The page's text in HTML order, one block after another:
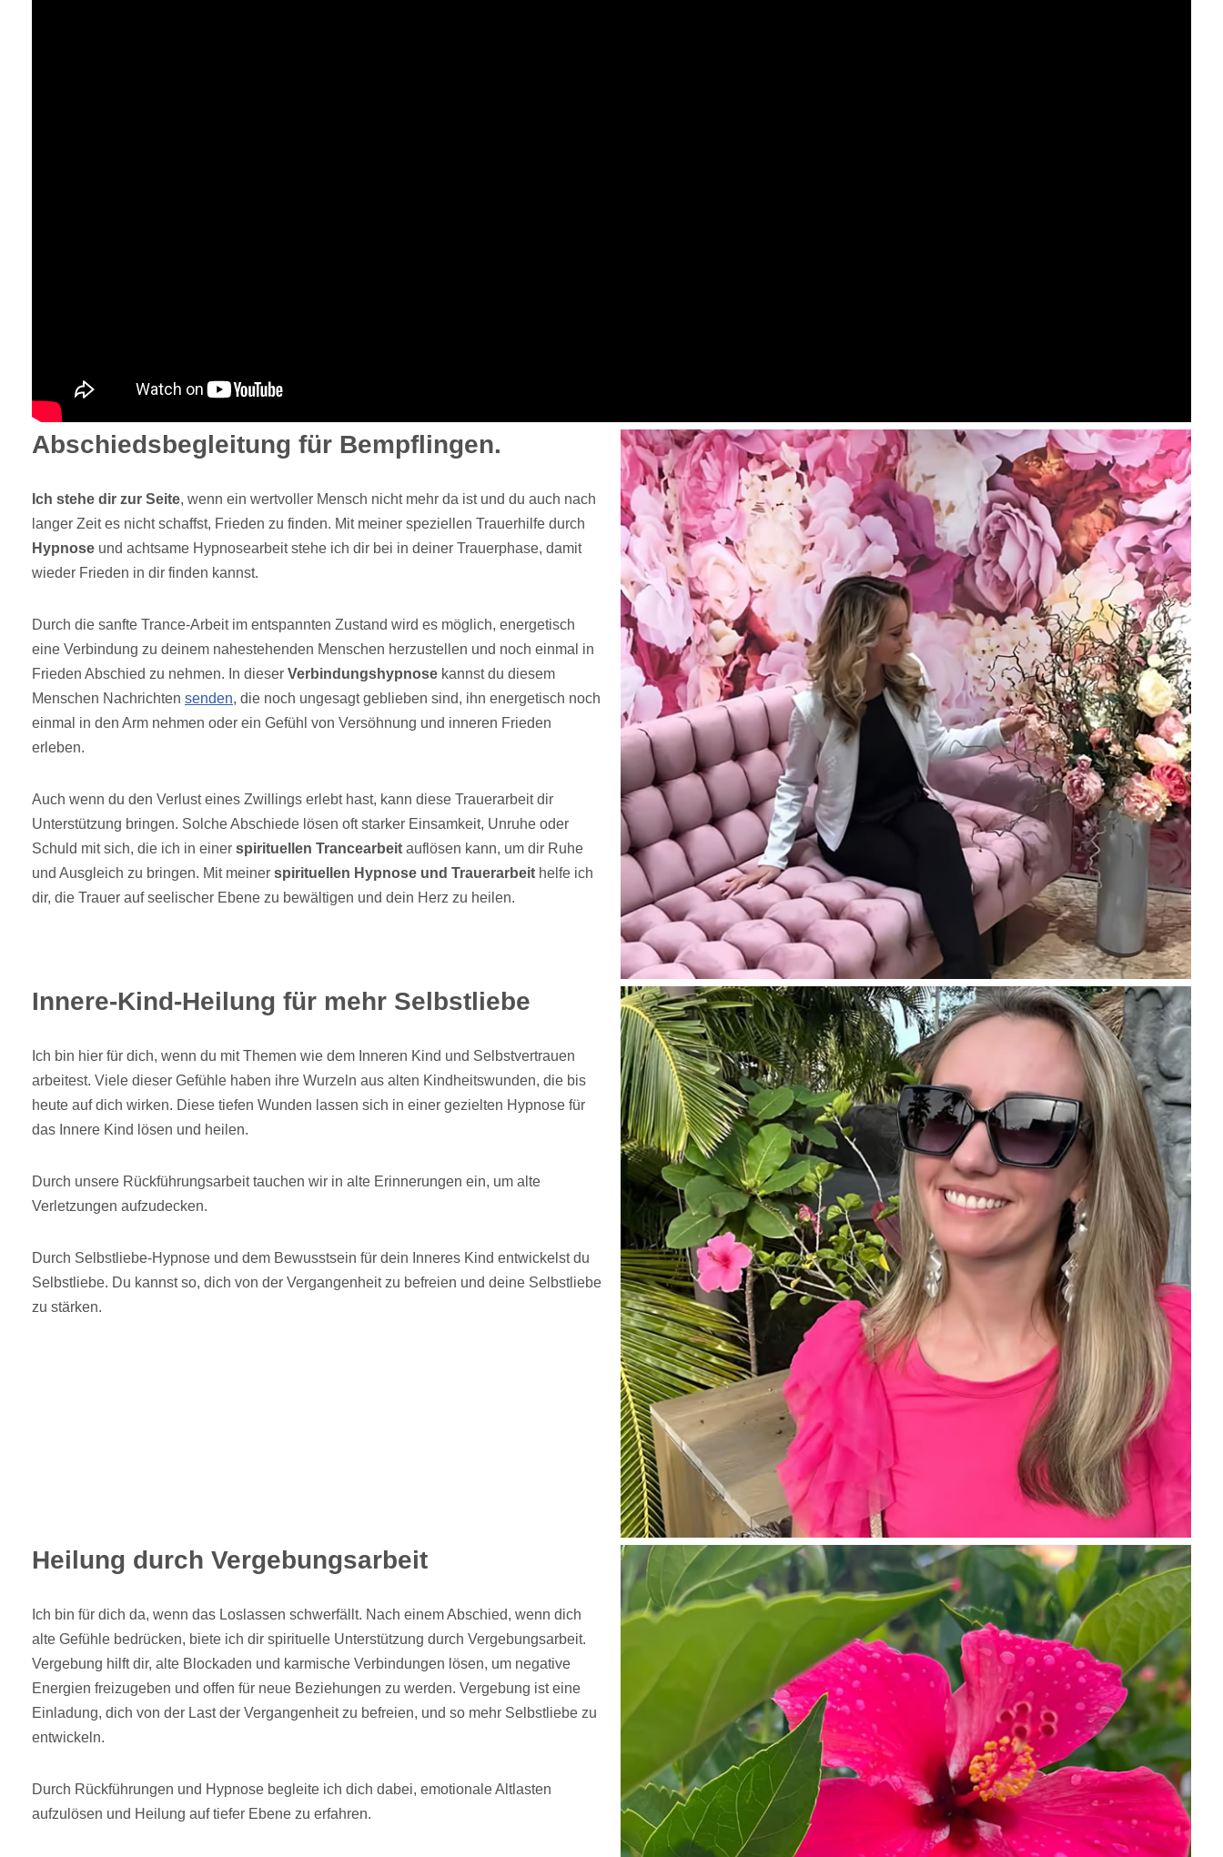
Abschiedsbegleitung für Bempflingen.
Ich stehe dir zur Seite, wenn ein wertvoller Mensch nicht mehr da ist und du auch nach
langer Zeit es nicht schaffst, Frieden zu finden. Mit meiner speziellen Trauerhilfe durch
Hypnose und achtsame Hypnosearbeit stehe ich dir bei in deiner Trauerphase, damit
wieder Frieden in dir finden kannst.
Durch die sanfte Trance-Arbeit im entspannten Zustand wird es möglich, energetisch
eine Verbindung zu deinem nahestehenden Menschen herzustellen und noch einmal in
Frieden Abschied zu nehmen. In dieser Verbindungshypnose kannst du diesem
Menschen Nachrichten senden, die noch ungesagt geblieben sind, ihn energetisch noch
einmal in den Arm nehmen oder ein Gefühl von Versöhnung und inneren Frieden
erleben.
Auch wenn du den Verlust eines Zwillings erlebt hast, kann diese Trauerarbeit dir
Unterstützung bringen. Solche Abschiede lösen oft starker Einsamkeit, Unruhe oder
Schuld mit sich, die ich in einer spirituellen Trancearbeit auflösen kann, um dir Ruhe
und Ausgleich zu bringen. Mit meiner spirituellen Hypnose und Trauerarbeit helfe ich
dir, die Trauer auf seelischer Ebene zu bewältigen und dein Herz zu heilen.
Innere-Kind-Heilung für mehr Selbstliebe
Ich bin hier für dich, wenn du mit Themen wie dem Inneren Kind und Selbstvertrauen
arbeitest. Viele dieser Gefühle haben ihre Wurzeln aus alten Kindheitswunden, die bis
heute auf dich wirken. Diese tiefen Wunden lassen sich in einer gezielten Hypnose für
das Innere Kind lösen und heilen.
Durch unsere Rückführungsarbeit tauchen wir in alte Erinnerungen ein, um alte
Verletzungen aufzudecken.
Durch Selbstliebe-Hypnose und dem Bewusstsein für dein Inneres Kind entwickelst du
Selbstliebe. Du kannst so, dich von der Vergangenheit zu befreien und deine Selbstliebe
zu stärken.
Heilung durch Vergebungsarbeit
Ich bin für dich da, wenn das Loslassen schwerfällt. Nach einem Abschied, wenn dich
alte Gefühle bedrücken, biete ich dir spirituelle Unterstützung durch Vergebungsarbeit.
Vergebung hilft dir, alte Blockaden und karmische Verbindungen lösen, um negative
Energien freizugeben und offen für neue Beziehungen zu werden. Vergebung ist eine
Einladung, dich von der Last der Vergangenheit zu befreien, und so mehr Selbstliebe zu
entwickeln.
Durch Rückführungen und Hypnose begleite ich dich dabei, emotionale Altlasten
aufzulösen und Heilung auf tiefer Ebene zu erfahren.